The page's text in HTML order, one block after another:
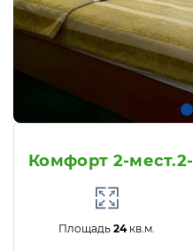
Комфорт 2-
Площадь24кв.м.